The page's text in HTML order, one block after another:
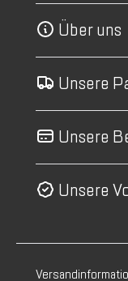
Über uns
Unsere
Unsere
Unsere